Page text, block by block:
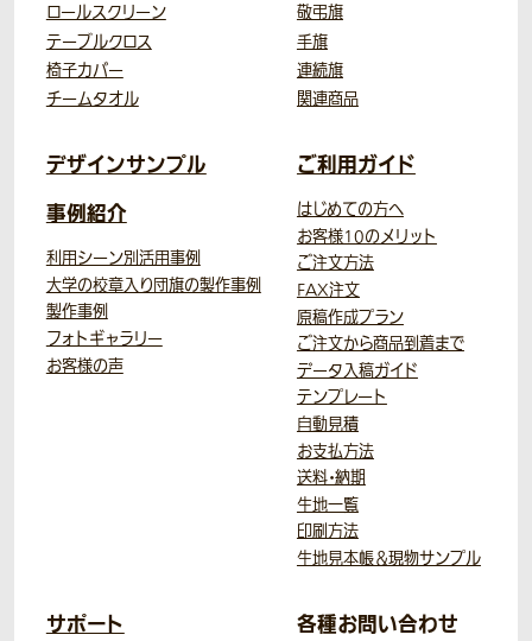
ロールスクリーン
テーブルクロス
椅子カバー
チームタオル
敬弔旗
手旗
連続旗
関連商品
デザインサンプル
事例紹介
利用シーン別活用事例
大学の校章入り団旗の製作事例
製作事例
フォトギャラリー
お客様の声
ご利用ガイド
はじめての方へ
お客様10のメリット
ご注文方法
FAX注文
原稿作成プラン
ご注文から商品到着まで
データ入稿ガイド
テンプレート
自動見積
お支払方法
送料・納期
生地一覧
印刷方法
生地見本帳＆現物サンプル
サポート 各種お問い合わせ